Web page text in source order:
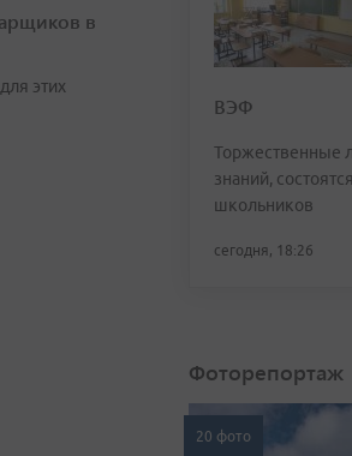
в
этих
ВЭФ
Торжественные
знаний,
школьников
сегодня, 18:26
Фоторепортаж
20 фото